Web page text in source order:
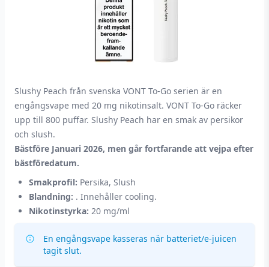
Slushy Peach från svenska VONT To-Go serien är en
engångsvape med 20 mg nikotinsalt. VONT To-Go räcker
upp till 800 puffar. Slushy Peach har en smak av persikor
och slush.
Bästföre Januari 2026, men går fortfarande att vejpa efter
bästföredatum.
Smakprofil: Persika, Slush
Blandning: . Innehåller cooling.
Nikotinstyrka: 20 mg/ml
En engångsvape kasseras när batteriet/e-juicen
tagit slut.